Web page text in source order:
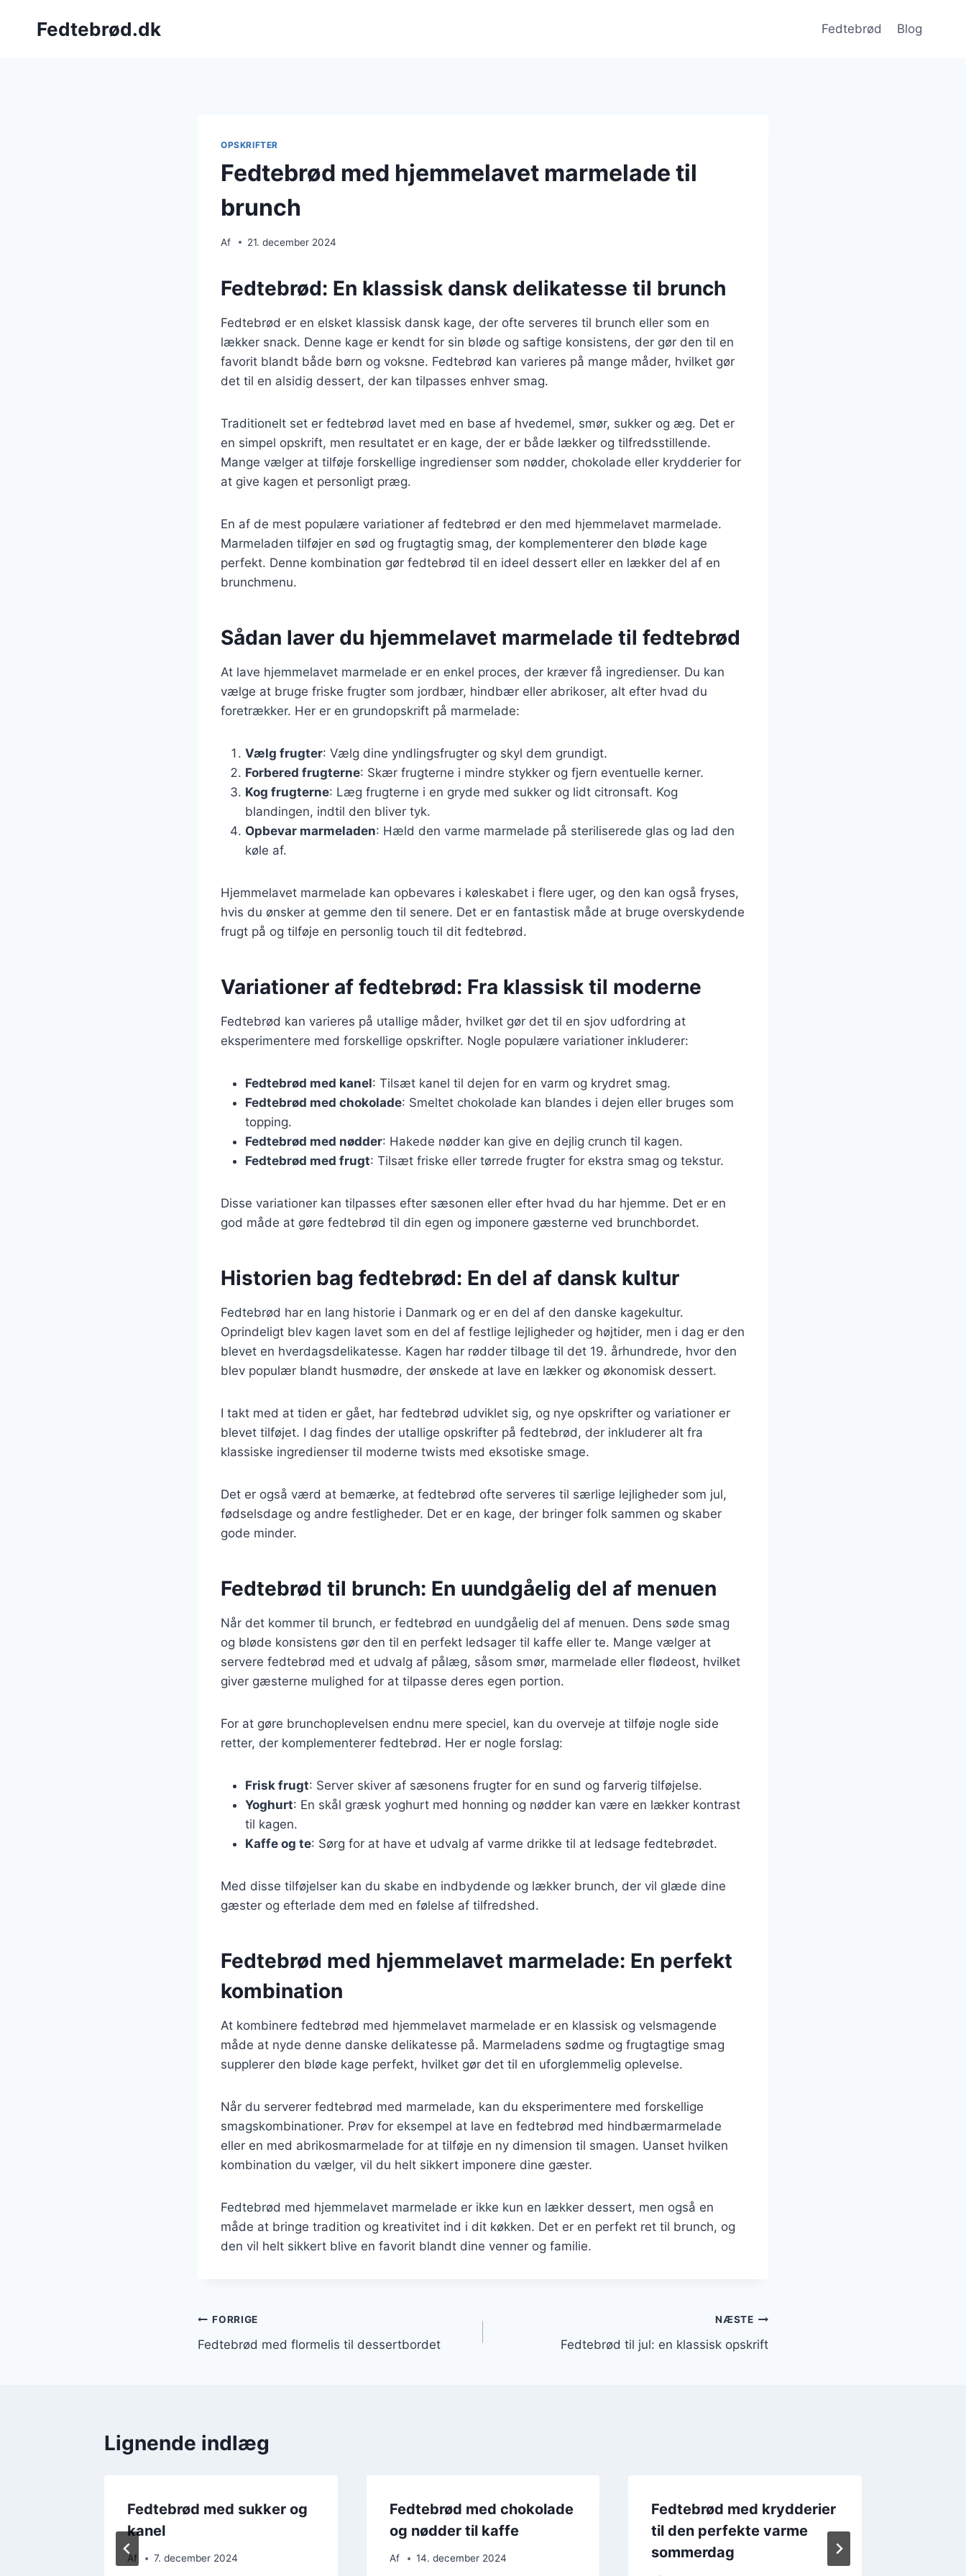
Fedtebrød.dk Fedtebrød Blog
OPSKRIFTER
Fedtebrød med hjemmelavet marmelade til
brunch
Af 21. december 2024
Fedtebrød: En klassisk dansk delikatesse til brunch
Fedtebrød er en elsket klassisk dansk kage, der ofte serveres til brunch eller som en
lækker snack. Denne kage er kendt for sin bløde og saftige konsistens, der gør den til en
favorit blandt både børn og voksne. Fedtebrød kan varieres på mange måder, hvilket gør
det til en alsidig dessert, der kan tilpasses enhver smag.
Traditionelt set er fedtebrød lavet med en base af hvedemel, smør, sukker og æg. Det er
en simpel opskrift, men resultatet er en kage, der er både lækker og tilfredsstillende.
Mange vælger at tilføje forskellige ingredienser som nødder, chokolade eller krydderier for
at give kagen et personligt præg.
En af de mest populære variationer af fedtebrød er den med hjemmelavet marmelade.
Marmeladen tilføjer en sød og frugtagtig smag, der komplementerer den bløde kage
perfekt. Denne kombination gør fedtebrød til en ideel dessert eller en lækker del af en
brunchmenu.
Sådan laver du hjemmelavet marmelade til fedtebrød
At lave hjemmelavet marmelade er en enkel proces, der kræver få ingredienser. Du kan
vælge at bruge friske frugter som jordbær, hindbær eller abrikoser, alt efter hvad du
foretrækker. Her er en grundopskrift på marmelade:
Vælg frugter: Vælg dine yndlingsfrugter og skyl dem grundigt.
Forbered frugterne: Skær frugterne i mindre stykker og fjern eventuelle kerner.
Kog frugterne: Læg frugterne i en gryde med sukker og lidt citronsaft. Kog
blandingen, indtil den bliver tyk.
Opbevar marmeladen: Hæld den varme marmelade på steriliserede glas og lad den
køle af.
Hjemmelavet marmelade kan opbevares i køleskabet i flere uger, og den kan også fryses,
hvis du ønsker at gemme den til senere. Det er en fantastisk måde at bruge overskydende
frugt på og tilføje en personlig touch til dit fedtebrød.
Variationer af fedtebrød: Fra klassisk til moderne
Fedtebrød kan varieres på utallige måder, hvilket gør det til en sjov udfordring at
eksperimentere med forskellige opskrifter. Nogle populære variationer inkluderer:
Fedtebrød med kanel: Tilsæt kanel til dejen for en varm og krydret smag.
Fedtebrød med chokolade: Smeltet chokolade kan blandes i dejen eller bruges som
topping.
Fedtebrød med nødder: Hakede nødder kan give en dejlig crunch til kagen.
Fedtebrød med frugt: Tilsæt friske eller tørrede frugter for ekstra smag og tekstur.
Disse variationer kan tilpasses efter sæsonen eller efter hvad du har hjemme. Det er en
god måde at gøre fedtebrød til din egen og imponere gæsterne ved brunchbordet.
Historien bag fedtebrød: En del af dansk kultur
Fedtebrød har en lang historie i Danmark og er en del af den danske kagekultur.
Oprindeligt blev kagen lavet som en del af festlige lejligheder og højtider, men i dag er den
blevet en hverdagsdelikatesse. Kagen har rødder tilbage til det 19. århundrede, hvor den
blev populær blandt husmødre, der ønskede at lave en lækker og økonomisk dessert.
I takt med at tiden er gået, har fedtebrød udviklet sig, og nye opskrifter og variationer er
blevet tilføjet. I dag findes der utallige opskrifter på fedtebrød, der inkluderer alt fra
klassiske ingredienser til moderne twists med eksotiske smage.
Det er også værd at bemærke, at fedtebrød ofte serveres til særlige lejligheder som jul,
fødselsdage og andre festligheder. Det er en kage, der bringer folk sammen og skaber
gode minder.
Fedtebrød til brunch: En uundgåelig del af menuen
Når det kommer til brunch, er fedtebrød en uundgåelig del af menuen. Dens søde smag
og bløde konsistens gør den til en perfekt ledsager til kaffe eller te. Mange vælger at
servere fedtebrød med et udvalg af pålæg, såsom smør, marmelade eller flødeost, hvilket
giver gæsterne mulighed for at tilpasse deres egen portion.
For at gøre brunchoplevelsen endnu mere speciel, kan du overveje at tilføje nogle side
retter, der komplementerer fedtebrød. Her er nogle forslag:
Frisk frugt: Server skiver af sæsonens frugter for en sund og farverig tilføjelse.
Yoghurt: En skål græsk yoghurt med honning og nødder kan være en lækker kontrast
til kagen.
Kaffe og te: Sørg for at have et udvalg af varme drikke til at ledsage fedtebrødet.
Med disse tilføjelser kan du skabe en indbydende og lækker brunch, der vil glæde dine
gæster og efterlade dem med en følelse af tilfredshed.
Fedtebrød med hjemmelavet marmelade: En perfekt
kombination
At kombinere fedtebrød med hjemmelavet marmelade er en klassisk og velsmagende
måde at nyde denne danske delikatesse på. Marmeladens sødme og frugtagtige smag
supplerer den bløde kage perfekt, hvilket gør det til en uforglemmelig oplevelse.
Når du serverer fedtebrød med marmelade, kan du eksperimentere med forskellige
smagskombinationer. Prøv for eksempel at lave en fedtebrød med hindbærmarmelade
eller en med abrikosmarmelade for at tilføje en ny dimension til smagen. Uanset hvilken
kombination du vælger, vil du helt sikkert imponere dine gæster.
Fedtebrød med hjemmelavet marmelade er ikke kun en lækker dessert, men også en
måde at bringe tradition og kreativitet ind i dit køkken. Det er en perfekt ret til brunch, og
den vil helt sikkert blive en favorit blandt dine venner og familie.
Indlægsnavigation
FORRIGE
Fedtebrød med flormelis til dessertbordet
NÆSTE
Fedtebrød til jul: en klassisk opskrift
Lignende indlæg
Fedtebrød med sukker og
kanel
Af 7. december 2024
Fedtebrød med chokolade
og nødder til kaffe
Af 14. december 2024
Fedtebrød med krydderier
til den perfekte varme
sommerdag